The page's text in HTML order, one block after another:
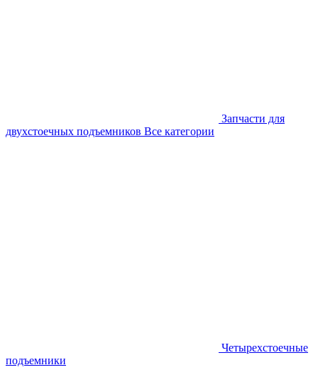
Запчасти для
двухстоечных подъемников Все категории
Четырехстоечные
подъемники